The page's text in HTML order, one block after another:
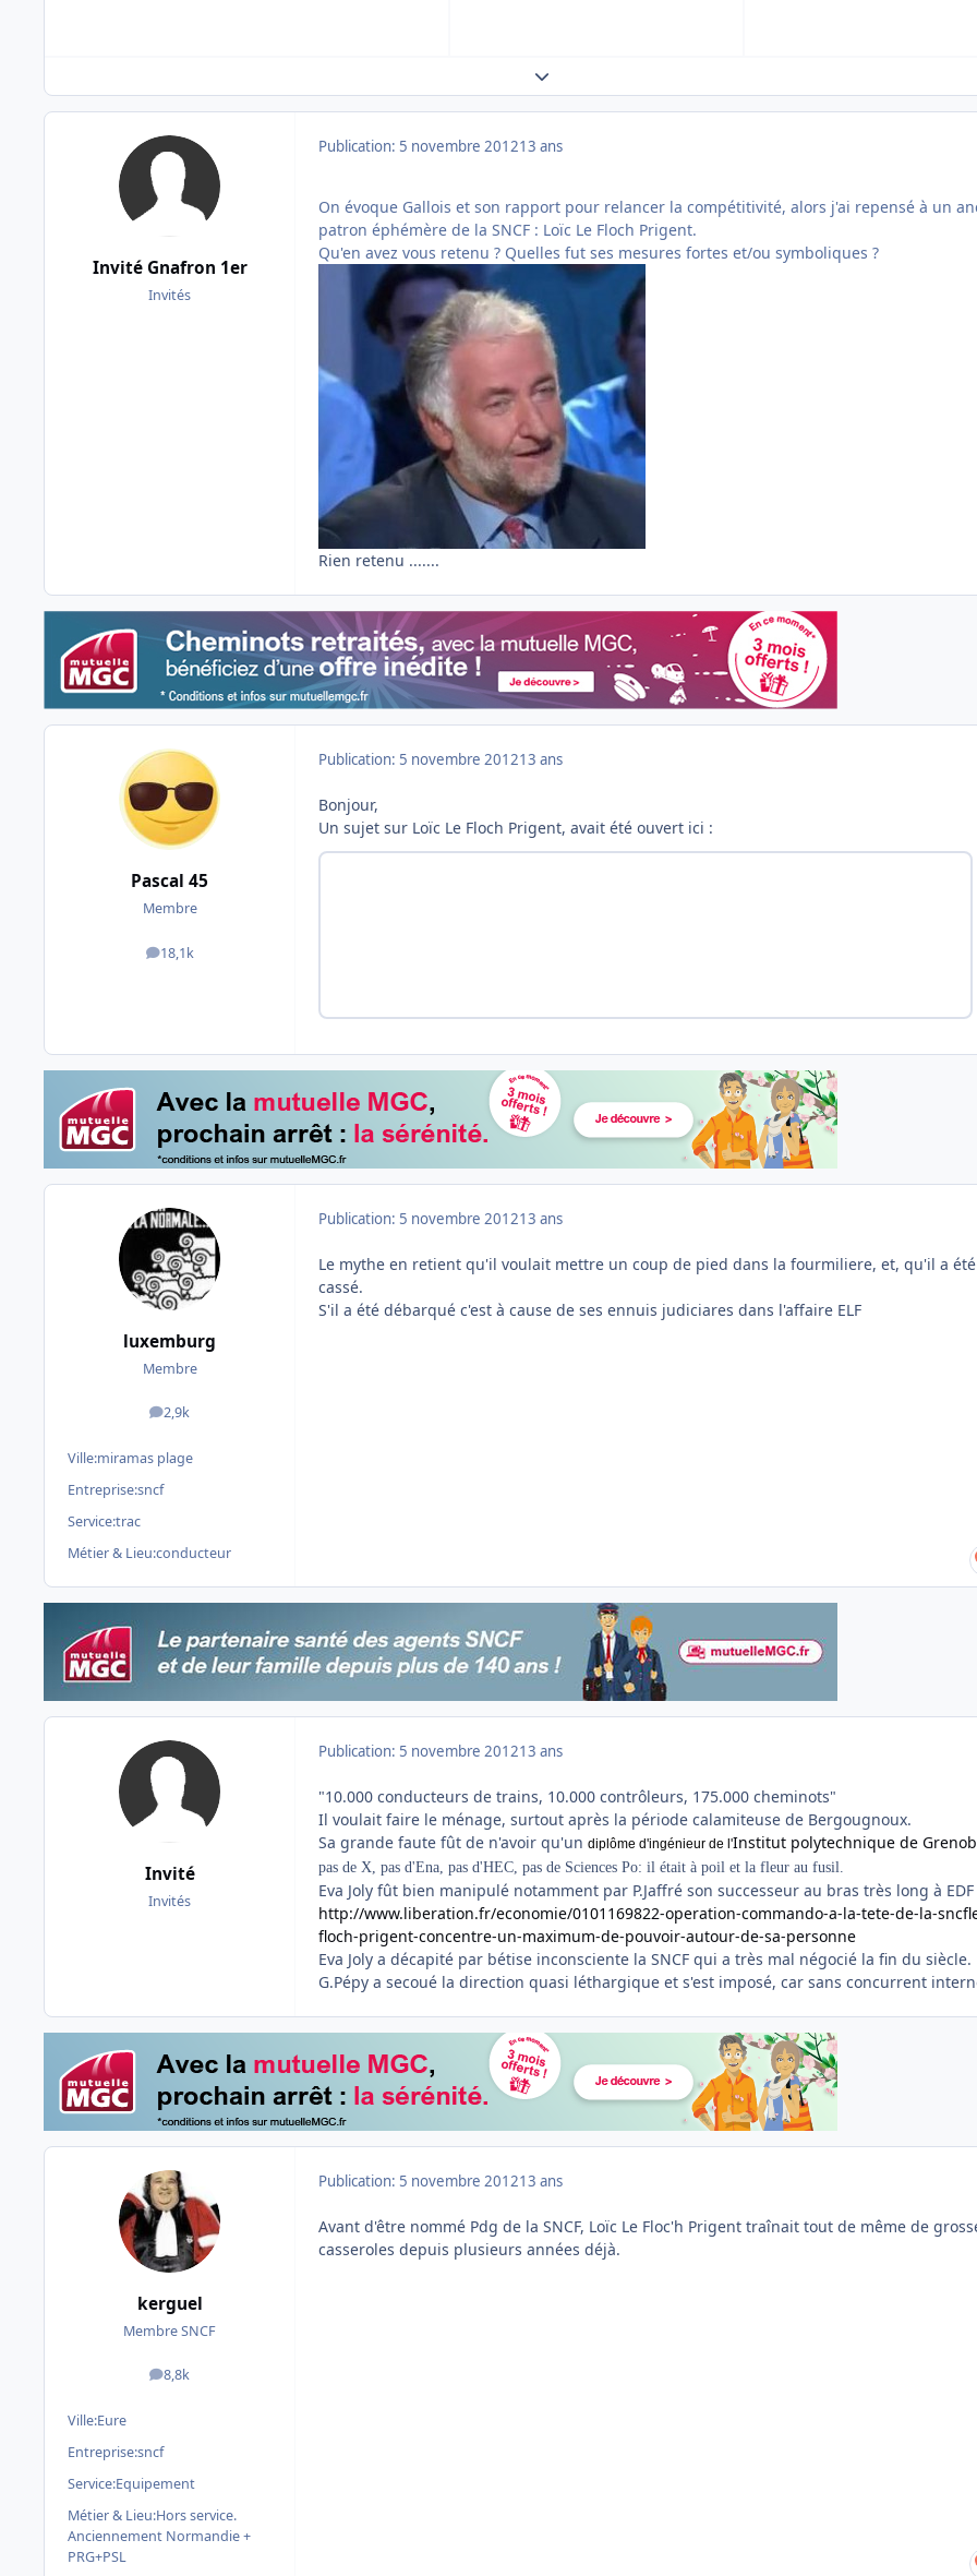
Expand topic overview
Invité Gnafron 1er
Invités
Publication: 5 novembre 201213 ans
On évoque Gallois et son rapport pour relancer la compétitivité, alors j'ai repensé à un
patron éphémère de la SNCF : Loïc Le Floch Prigent.
Qu'en avez vous retenu ? Quelles fut ses mesures fortes et/ou symboliques ?
Rien retenu .......
Pascal 45
Membre
18,1k
messages
Publication: 5 novembre 201213 ans
Bonjour,
Un sujet sur Loïc Le Floch Prigent, avait été ouvert ici :
luxemburg
Membre
2,9k
messages
Ville:miramas plage
Entreprise:sncf
Service:trac
Métier & Lieu:conducteur
Publication: 5 novembre 201213 ans
Le mythe en retient qu'il voulait mettre un coup de pied dans la fourmiliere, et, qu'il a été
cassé.
S'il a été débarqué c'est à cause de ses ennuis judiciares dans l'affaire ELF
Invité
Invités
Publication: 5 novembre 201213 ans
"10.000 conducteurs de trains, 10.000 contrôleurs, 175.000 cheminots"
Il voulait faire le ménage, surtout après la période calamiteuse de Bergougnoux.
Sa grande faute fût de n'avoir qu'un diplôme d'ingénieur de l'Institut polytechnique de
pas de X, pas d'Ena, pas d'HEC, pas de Sciences Po: il était à poil et la fleur au fusil.
Eva Joly fût bien manipulé notamment par P.Jaffré son successeur au bras très long à EDF
http://www.liberation.fr/economie/0101169822-operation-commando-a-la-tete-de-la-
floch-prigent-concentre-un-maximum-de-pouvoir-autour-de-sa-personne
Eva Joly a décapité par bétise inconsciente la SNCF qui a très mal négocié la fin du siècle.
G.Pépy a secoué la direction quasi léthargique et s'est imposé, car sans concurrent
kerguel
Membre SNCF
8,8k
messages
Ville:Eure
Entreprise:sncf
Service:Equipement
Métier & Lieu:Hors service.
Anciennement Normandie +
PRG+PSL
Publication: 5 novembre 201213 ans
Avant d'être nommé Pdg de la SNCF, Loïc Le Floc'h Prigent traînait tout de même de
casseroles depuis plusieurs années déjà.